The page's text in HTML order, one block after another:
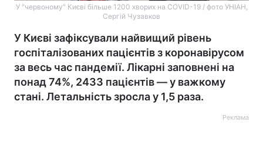
У "червоному" Києві більше 1200 хворих на COVID-19 / фото УНІАН,
Сергій Чузавков
У Києві зафіксували найвищий рівень
госпіталізованих пацієнтів з коронавірусом
за весь час пандемії. Лікарні заповнені на
понад 74%, 2433 пацієнтів — у важкому
стані. Летальність зросла у 1,5 раза.
Реклама